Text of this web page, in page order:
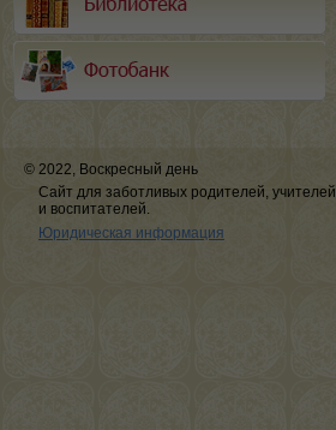
© 2022, Воскресный день
Сайт для заботливых родителей, учителей
и воспитателей.
Юридическая информация